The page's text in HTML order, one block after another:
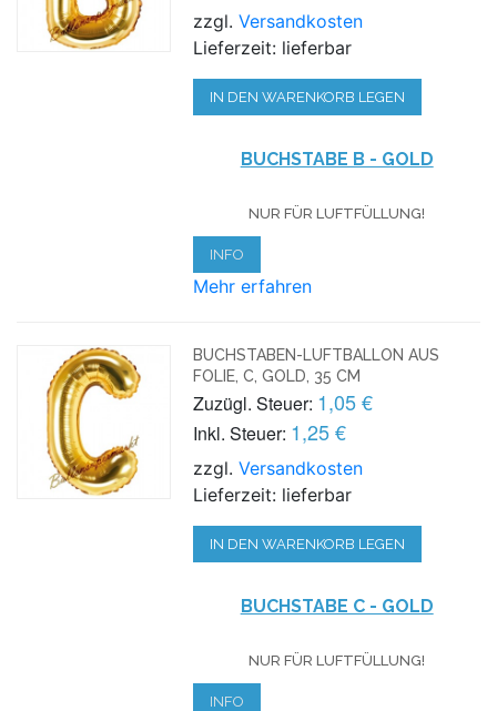
zzgl.Versandkosten
Lieferzeit: lieferbar
IN DEN WARENKORB LEGEN
BUCHSTABE B - GOLD
NUR FÜR LUFTFÜLLUNG!
INFO
Mehr erfahren
BUCHSTABEN-LUFTBALLON AUS
FOLIE, C, GOLD, 35 CM
Zuzügl. Steuer: 1,05 €
Inkl. Steuer: 1,25 €
zzgl.Versandkosten
Lieferzeit: lieferbar
IN DEN WARENKORB LEGEN
BUCHSTABE C - GOLD
NUR FÜR LUFTFÜLLUNG!
INFO